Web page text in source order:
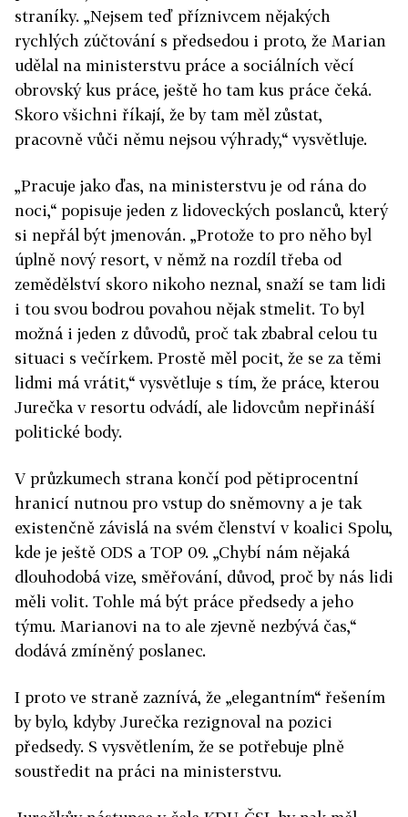
straníky. „Nejsem teď příznivcem nějakých
rychlých zúčtování s předsedou i proto, že Marian
udělal na ministerstvu práce a sociálních věcí
obrovský kus práce, ještě ho tam kus práce čeká.
Skoro všichni říkají, že by tam měl zůstat,
pracovně vůči němu nejsou výhrady,“ vysvětluje.
„Pracuje jako ďas, na ministerstvu je od rána do
noci,“ popisuje jeden z lidoveckých poslanců, který
si nepřál být jmenován. „Protože to pro něho byl
úplně nový resort, v němž na rozdíl třeba od
zemědělství skoro nikoho neznal, snaží se tam lidi
i tou svou bodrou povahou nějak stmelit. To byl
možná i jeden z důvodů, proč tak zbabral celou tu
situaci s večírkem. Prostě měl pocit, že se za těmi
lidmi má vrátit,“ vysvětluje s tím, že práce, kterou
Jurečka v resortu odvádí, ale lidovcům nepřináší
politické body.
V průzkumech strana končí pod pětiprocentní
hranicí nutnou pro vstup do sněmovny a je tak
existenčně závislá na svém členství v koalici Spolu,
kde je ještě ODS a TOP 09. „Chybí nám nějaká
dlouhodobá vize, směřování, důvod, proč by nás lidi
měli volit. Tohle má být práce předsedy a jeho
týmu. Marianovi na to ale zjevně nezbývá čas,“
dodává zmíněný poslanec.
I proto ve straně zaznívá, že „elegantním“ řešením
by bylo, kdyby Jurečka rezignoval na pozici
předsedy. S vysvětlením, že se potřebuje plně
soustředit na práci na ministerstvu.